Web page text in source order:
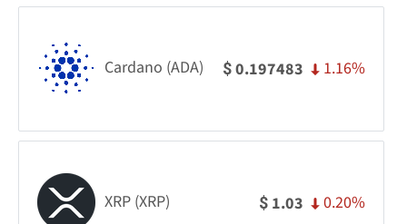
Cardano (ADA) $0.197483 1.16%
XRP (XRP) $ 1.03 0.20%